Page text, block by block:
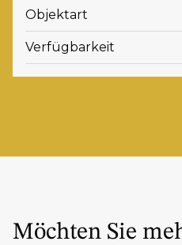
Objektart
Verfügbarkeit
Möchten Sie